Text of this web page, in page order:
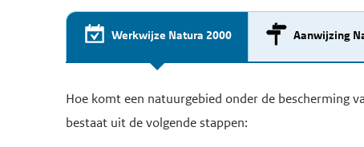
Werkwijze Natura 2000 Aanwijzing
Hoe komt een natuurgebied onder de bescherming
bestaat uit de volgende stappen: